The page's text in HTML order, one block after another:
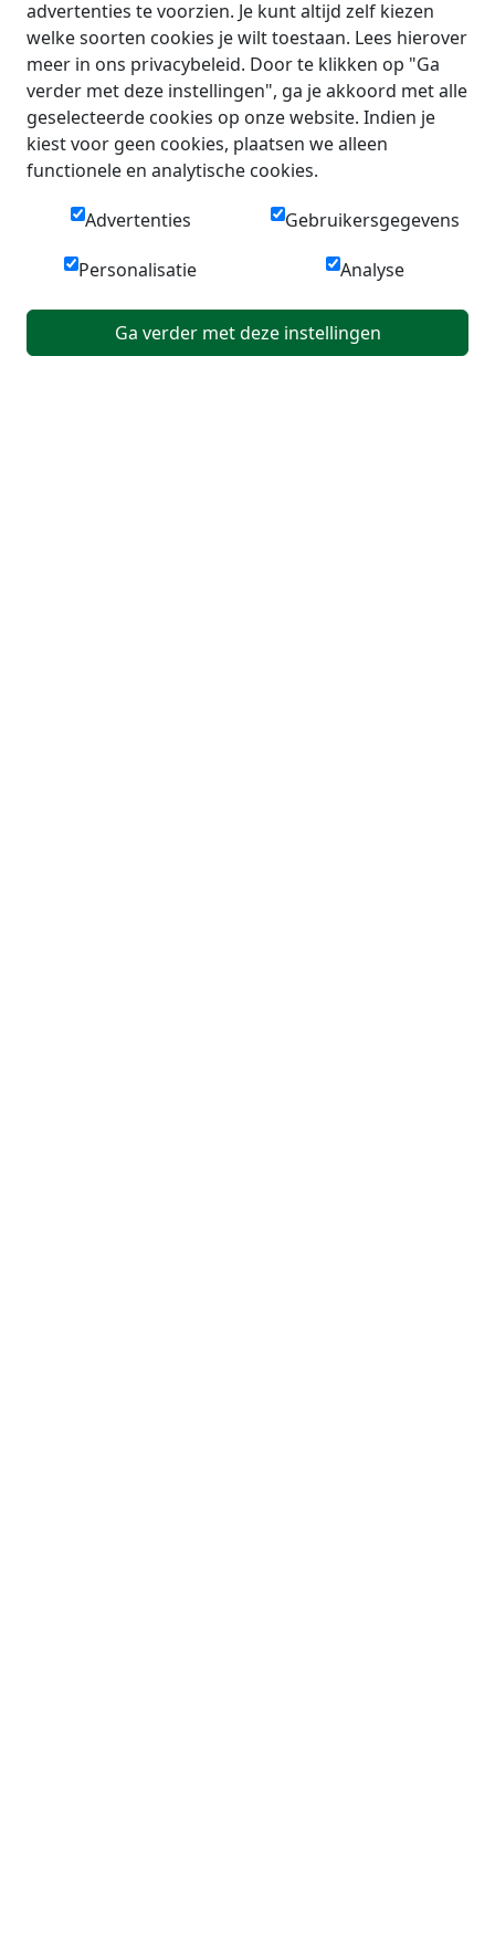
advertenties te voorzien. Je kunt altijd zelf kiezen
welke soorten cookies je wilt toestaan. Lees hierover
meer in ons privacybeleid. Door te klikken op "Ga
verder met deze instellingen", ga je akkoord met alle
geselecteerde cookies op onze website. Indien je
kiest voor geen cookies, plaatsen we alleen
functionele en analytische cookies.
Advertenties Gebruikersgegevens
Personalisatie Analyse
Ga verder met deze instellingen